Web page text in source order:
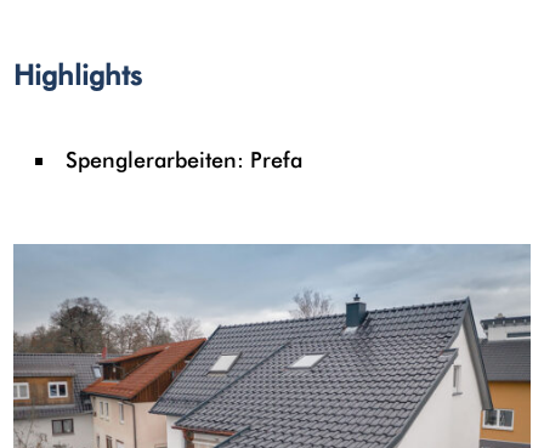
Highlights
Spenglerarbeiten: Prefa